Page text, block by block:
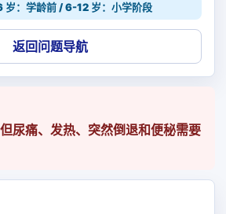
：学龄前 / 6-12 岁：小学阶段
返回问题导航
尿痛、发热、突然倒退和便秘需要